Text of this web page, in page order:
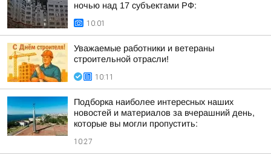
ночью над 17 субъектами РФ:
10:01
Уважаемые работники и ветераны
строительной отрасли!
10:11
Подборка наиболее интересных наших
новостей и материалов за вчерашний день,
которые вы могли пропустить:
10:27